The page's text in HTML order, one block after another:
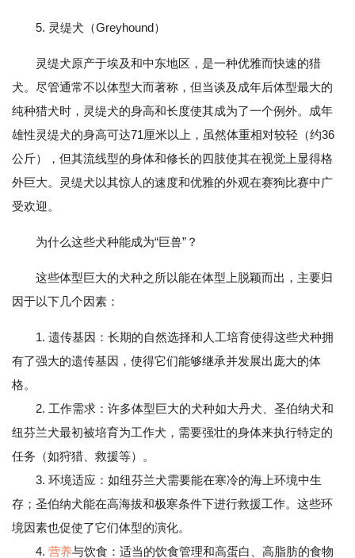
5. 灵缇犬（Greyhound）
灵缇犬原产于埃及和中东地区，是一种优雅而快速的猎
犬。尽管通常不以体型大而著称，但当谈及成年后体型最大的
纯种猎犬时，灵缇犬的身高和长度使其成为了一个例外。成年
雄性灵缇犬的身高可达71厘米以上，虽然体重相对较轻（约36
公斤），但其流线型的身体和修长的四肢使其在视觉上显得格
外巨大。灵缇犬以其惊人的速度和优雅的外观在赛狗比赛中广
受欢迎。
为什么这些犬种能成为“巨兽”？
这些体型巨大的犬种之所以能在体型上脱颖而出，主要归
因于以下几个因素：
1. 遗传基因：长期的自然选择和人工培育使得这些犬种拥
有了强大的遗传基因，使得它们能够继承并发展出庞大的体
格。
2. 工作需求：许多体型巨大的犬种如大丹犬、圣伯纳犬和
纽芬兰犬最初被培育为工作犬，需要强壮的身体来执行特定的
任务（如狩猎、救援等）。
3. 环境适应：如纽芬兰犬需要能在寒冷的海上环境中生
存；圣伯纳犬能在高海拔和极寒条件下进行救援工作。这些环
境因素也促使了它们体型的演化。
4. 营养与饮食：适当的饮食管理和高蛋白、高脂肪的食物